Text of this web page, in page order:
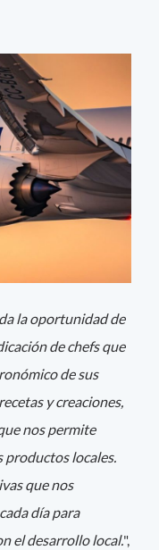
la oportunidad de
de chefs que
de sus
y creaciones,
nos permite
productos locales.
que nos
día para
el desarrollo local.",